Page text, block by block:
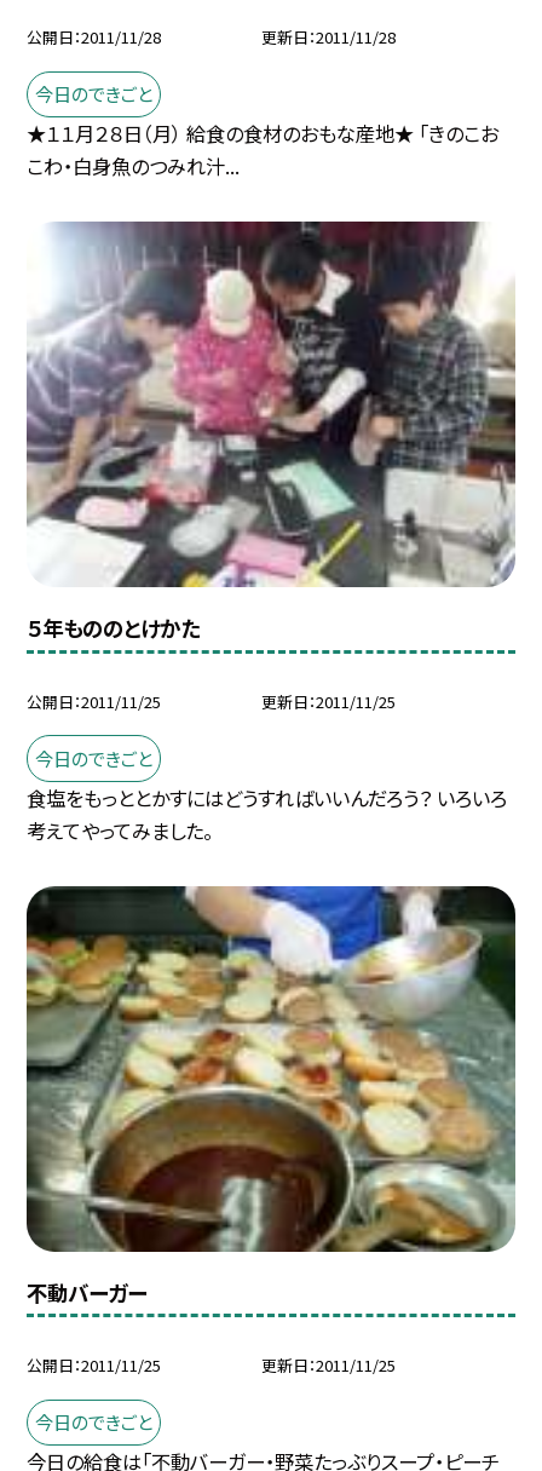
公開日 2011/11/28 更新日 2011/11/28
今日のできごと
★１１月２８日（月） 給食の食材のおもな産地★ 「きのこお
こわ・白身魚のつみれ汁...
５年もののとけかた
公開日 2011/11/25 更新日 2011/11/25
今日のできごと
食塩をもっととかすにはどうすればいいんだろう？ いろいろ
考えてやってみました。
不動バーガー
公開日 2011/11/25 更新日 2011/11/25
今日のできごと
今日の給食は「不動バーガー・野菜たっぶりスープ・ピーチ